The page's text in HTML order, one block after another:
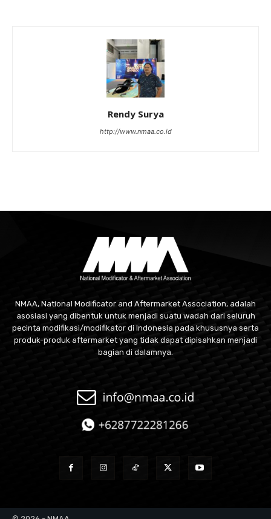
Rendy Surya
http://www.nmaa.co.id
NMAA, National Modificator and Aftermarket Association, adalah
asosiasi yang dibentuk untuk menjadi suatu wadah dari seluruh
pecinta modifikasi/modifikator di Indonesia pada khususnya serta
produk-produk aftermarket yang tidak dapat dipisahkan menjadi
bagian di dalamnya.